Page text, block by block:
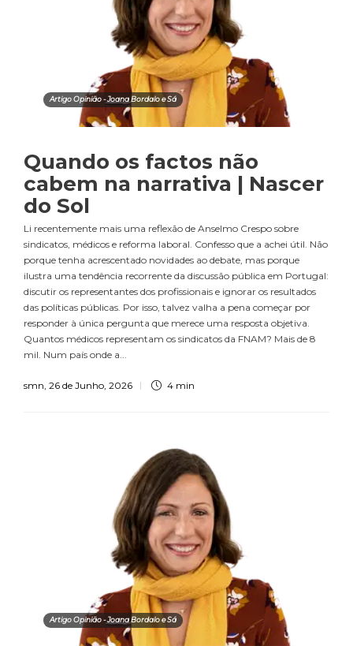
Artigo Opinião - Joana Bordalo e Sá
Quando os factos não
cabem na narrativa | Nascer
do Sol
Li recentemente mais uma reflexão de Anselmo Crespo sobre
sindicatos, médicos e reforma laboral. Confesso que a achei útil. Não
porque tenha acrescentado novidades ao debate, mas porque
ilustra uma tendência recorrente da discussão pública em Portugal:
discutir os representantes dos profissionais e ignorar os resultados
das políticas públicas. Por isso, talvez valha a pena começar por
responder à única pergunta que merece uma resposta objetiva.
Quantos médicos representam os sindicatos da FNAM? Mais de 8
mil. Num país onde a...
smn, 26 de Junho, 2026 4 min
Artigo Opinião - Joana Bordalo e Sá